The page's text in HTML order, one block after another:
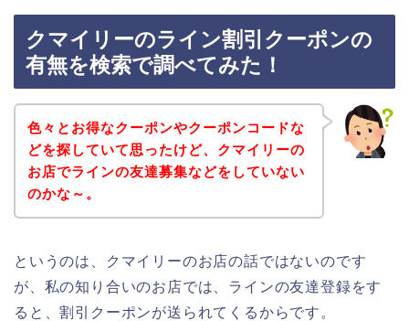
クマイリーのライン割引クーポンの
有無を検索で調べてみた！
色々とお得なクーポンやクーポンコードな
どを探していて思ったけど、クマイリーの
お店でラインの友達募集などをしていない
のかな～。
というのは、クマイリーのお店の話ではないのです
が、私の知り合いのお店では、ラインの友達登録をす
ると、割引クーポンが送られてくるからです。